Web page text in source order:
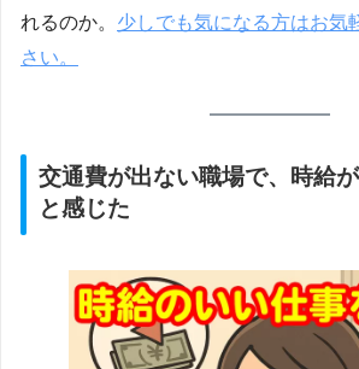
れるのか。 少しでも気になる方はお気
さい。
交通費が出ない職場で、時給
と感じた